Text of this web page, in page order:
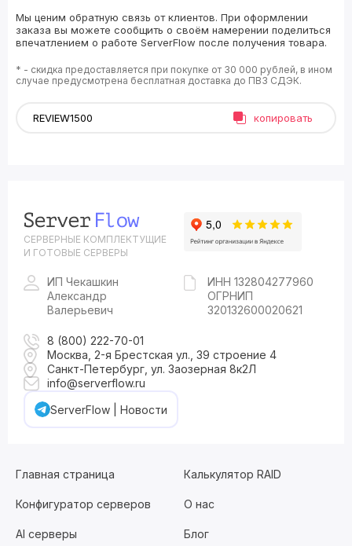
Мы ценим обратную связь от клиентов. При оформлении
заказа вы можете сообщить о своём намерении поделиться
впечатлением о работе ServerFlow после получения товара.
* - скидка предоставляется при покупке от 30 000 рублей, в ином
случае предусмотрена бесплатная доставка до ПВЗ СДЭК.
копировать
СЕРВЕРНЫЕ КОМПЛЕКТУЩИЕ
И ГОТОВЫЕ СЕРВЕРЫ
ИП Чекашкин
Александр
Валерьевич
ИНН 132804277960
ОГРНИП
320132600020621
8 (800) 222-70-01
Москва, 2-я Брестская ул., 39 строение 4
Санкт-Петербург, ул. Заозерная 8к2Л
info@serverflow.ru
ServerFlow | Новости
Главная страница Калькулятор RAID
Конфигуратор серверов О нас
AI серверы Блог